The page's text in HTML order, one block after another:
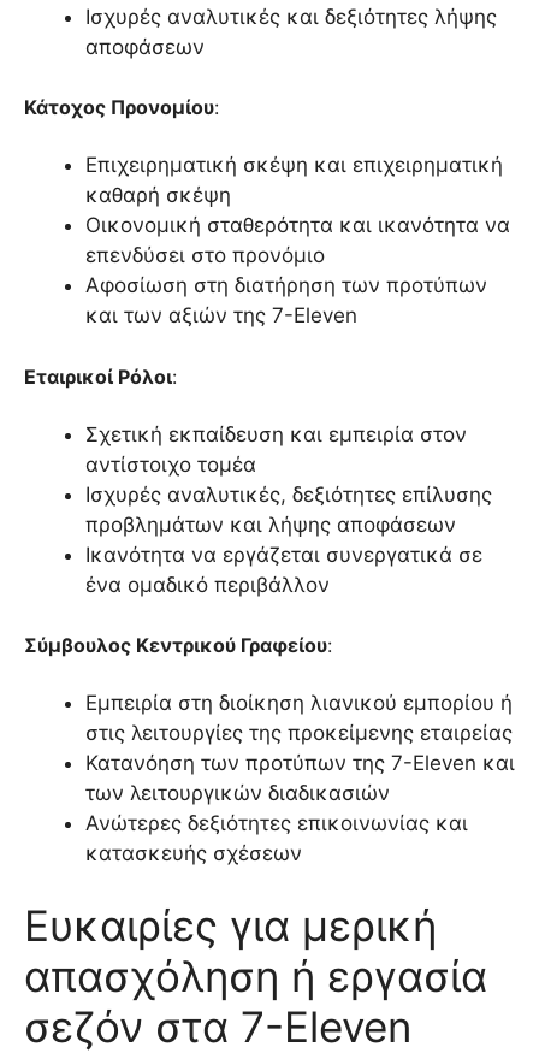
Ισχυρές αναλυτικές και δεξιότητες λήψης
αποφάσεων
Κάτοχος Προνομίου:
Επιχειρηματική σκέψη και επιχειρηματική
καθαρή σκέψη
Οικονομική σταθερότητα και ικανότητα να
επενδύσει στο προνόμιο
Αφοσίωση στη διατήρηση των προτύπων
και των αξιών της 7-Eleven
Εταιρικοί Ρόλοι:
Σχετική εκπαίδευση και εμπειρία στον
αντίστοιχο τομέα
Ισχυρές αναλυτικές, δεξιότητες επίλυσης
προβλημάτων και λήψης αποφάσεων
Ικανότητα να εργάζεται συνεργατικά σε
ένα ομαδικό περιβάλλον
Σύμβουλος Κεντρικού Γραφείου:
Εμπειρία στη διοίκηση λιανικού εμπορίου ή
στις λειτουργίες της προκείμενης εταιρείας
Κατανόηση των προτύπων της 7-Eleven και
των λειτουργικών διαδικασιών
Ανώτερες δεξιότητες επικοινωνίας και
κατασκευής σχέσεων
Ευκαιρίες για μερική
απασχόληση ή εργασία
σεζόν στα 7-Eleven